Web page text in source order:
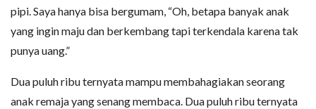
pipi. Saya hanya bisa bergumam, “Oh, betapa banyak anak
yang ingin maju dan berkembang tapi terkendala karena tak
punya uang.”
Dua puluh ribu ternyata mampu membahagiakan seorang
anak remaja yang senang membaca. Dua puluh ribu ternyata